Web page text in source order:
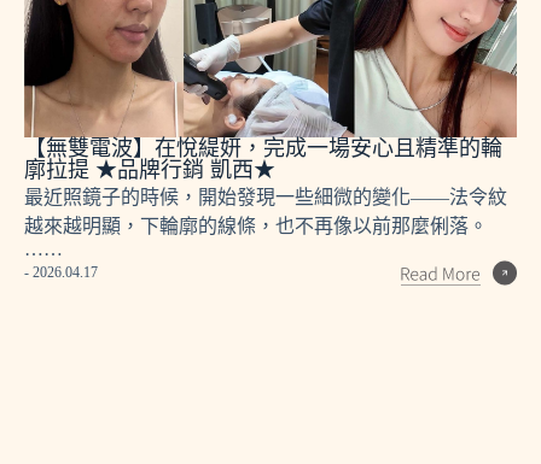
【無雙電波】在悅緹妍，完成一場安心且精準的輪
廓拉提 ★品牌行銷 凱西★
最近照鏡子的時候，開始發現一些細微的變化——法令紋
越來越明顯，下輪廓的線條，也不再像以前那麼俐落。
……
- 2026.04.17